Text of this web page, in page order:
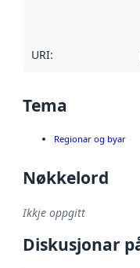
URI:
Tema
Regionar og byar
Nøkkelord
Ikkje oppgitt
Diskusjonar